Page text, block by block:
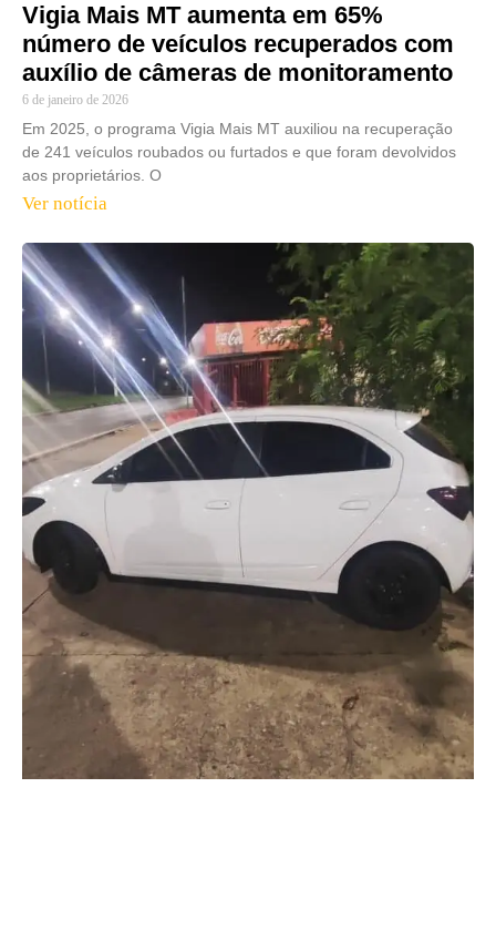
Vigia Mais MT aumenta em 65%
número de veículos recuperados com
auxílio de câmeras de monitoramento
6 de janeiro de 2026
Em 2025, o programa Vigia Mais MT auxiliou na recuperação
de 241 veículos roubados ou furtados e que foram devolvidos
aos proprietários. O
Ver notícia